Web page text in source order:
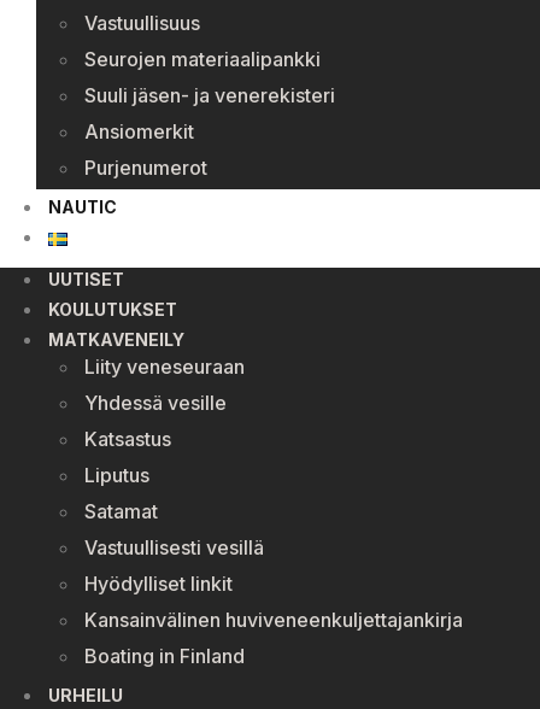
Vastuullisuus
Seurojen materiaalipankki
Suuli jäsen- ja venerekisteri
Ansiomerkit
Purjenumerot
NAUTIC
UUTISET
KOULUTUKSET
MATKAVENEILY
Liity veneseuraan
Yhdessä vesille
Katsastus
Liputus
Satamat
Vastuullisesti vesillä
Hyödylliset linkit
Kansainvälinen huviveneenkuljettajankirja
Boating in Finland
URHEILU